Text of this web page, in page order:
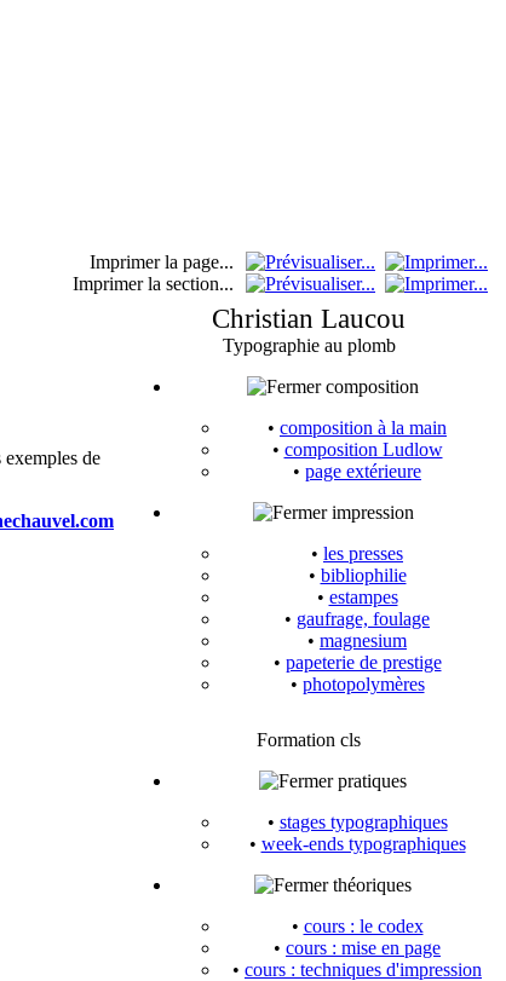
Imprimer la page...
Imprimer la section...
de
Christian Laucou
Typographie au plomb
composition
• composition à la main
• composition Ludlow
• page extérieure
impression
• les presses
• bibliophilie
• estampes
• gaufrage, foulage
• magnesium
• papeterie de prestige
• photopolymères
Formation cls
pratiques
• stages typographiques
• week-ends typographiques
théoriques
• cours : le codex
• cours : mise en page
• cours : techniques d'impression